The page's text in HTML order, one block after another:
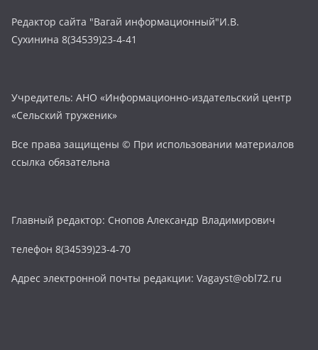
Редактор сайта "Вагай информационный"И.В.
Сухинина 8(34539)23-4-41
Учредитель: АНО «Информационно-издательский центр
«Сельский труженик»
Все права защищены © При использовании материалов
ссылка обязательна
Главный редактор: Снопов Александр Владимирович
телефон 8(34539)23-4-70
Адрес электронной почты редакции: Vagayst@obl72.ru